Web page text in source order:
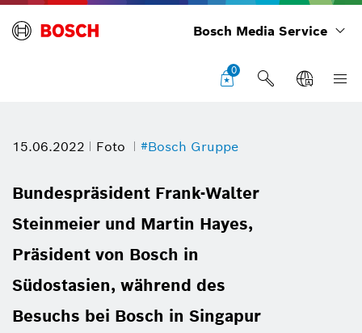
Bosch Media Service
0
15.06.2022 Foto #Bosch Gruppe
Bundespräsident Frank-Walter
Steinmeier und Martin Hayes,
Präsident von Bosch in
Südostasien, während des
Besuchs bei Bosch in Singapur